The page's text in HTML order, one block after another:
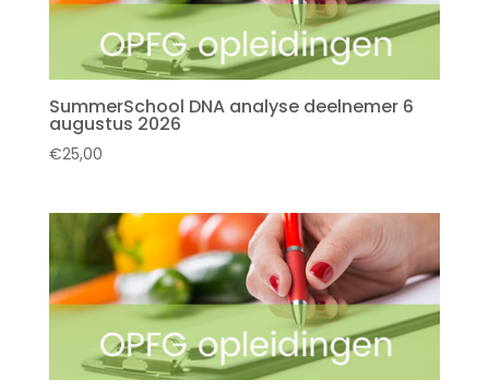
SummerSchool DNA analyse deelnemer 6
augustus 2026
€25,00